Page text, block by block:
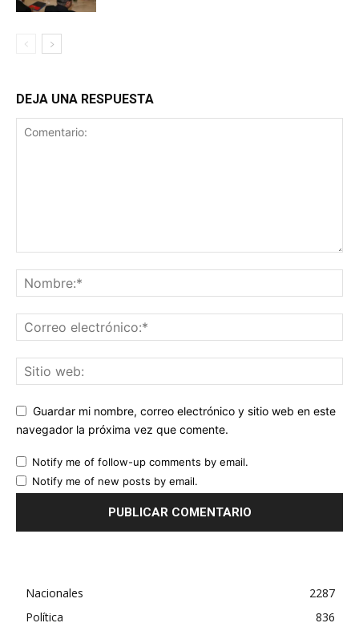
DEJA UNA RESPUESTA
Guardar mi nombre, correo electrónico y sitio web en este
navegador la próxima vez que comente.
Notify me of follow-up comments by email.
Notify me of new posts by email.
Nacionales
2287
Política
836